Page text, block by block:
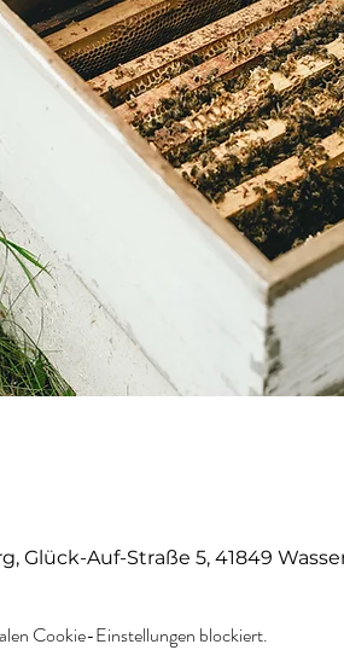
Glück-Auf-Straße 5, 41849
Cookie-Einstellungen blockiert.